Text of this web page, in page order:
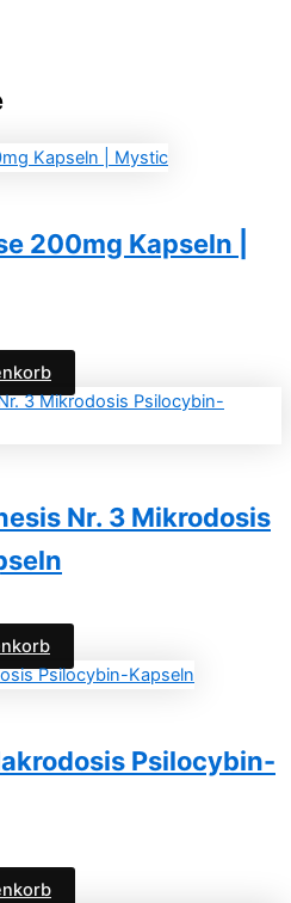
200mg Kapseln |
Nr. 3 Mikrodosis
Psilocybin-